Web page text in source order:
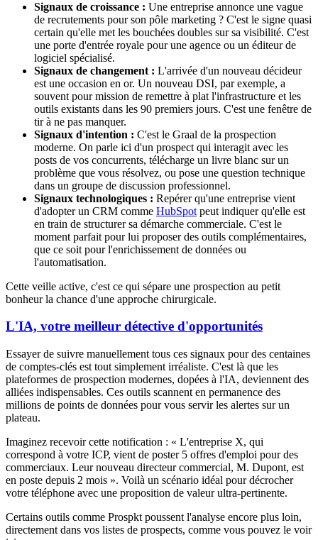
Signaux de croissance : Une entreprise annonce une vague
de recrutements pour son pôle marketing ? C'est le signe quasi
certain qu'elle met les bouchées doubles sur sa visibilité. C'est
une porte d'entrée royale pour une agence ou un éditeur de
logiciel spécialisé.
Signaux de changement : L'arrivée d'un nouveau décideur
est une occasion en or. Un nouveau DSI, par exemple, a
souvent pour mission de remettre à plat l'infrastructure et les
outils existants dans les 90 premiers jours. C'est une fenêtre de
tir à ne pas manquer.
Signaux d'intention : C'est le Graal de la prospection
moderne. On parle ici d'un prospect qui interagit avec les
posts de vos concurrents, télécharge un livre blanc sur un
problème que vous résolvez, ou pose une question technique
dans un groupe de discussion professionnel.
Signaux technologiques : Repérer qu'une entreprise vient
d'adopter un CRM comme HubSpot peut indiquer qu'elle est
en train de structurer sa démarche commerciale. C'est le
moment parfait pour lui proposer des outils complémentaires,
que ce soit pour l'enrichissement de données ou
l'automatisation.
Cette veille active, c'est ce qui sépare une prospection au petit
bonheur la chance d'une approche chirurgicale.
L'IA, votre meilleur détective d'opportunités
Essayer de suivre manuellement tous ces signaux pour des centaines
de comptes-clés est tout simplement irréaliste. C'est là que les
plateformes de prospection modernes, dopées à l'IA, deviennent des
alliées indispensables. Ces outils scannent en permanence des
millions de points de données pour vous servir les alertes sur un
plateau.
Imaginez recevoir cette notification : « L'entreprise X, qui
correspond à votre ICP, vient de poster 5 offres d'emploi pour des
commerciaux. Leur nouveau directeur commercial, M. Dupont, est
en poste depuis 2 mois ». Voilà un scénario idéal pour décrocher
votre téléphone avec une proposition de valeur ultra-pertinente.
Certains outils comme Prospkt poussent l'analyse encore plus loin,
directement dans vos listes de prospects, comme vous pouvez le voir